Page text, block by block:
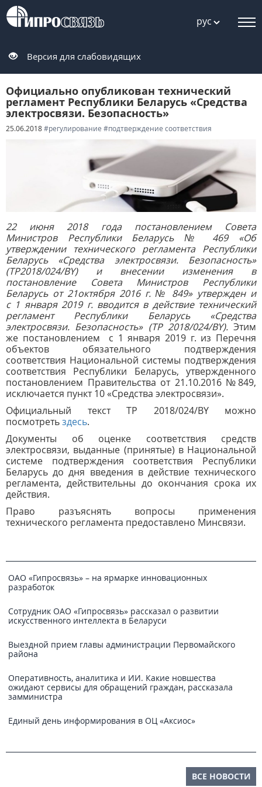
рус
Версия для слабовидящих
Официально опубликован технический
регламент Республики Беларусь «Средства
электросвязи. Безопасность»
25.06.2018#регулирование #подтверждение соответствия
22 июня 2018 года постановлением Совета
Министров Республики Беларусь № 469 «Об
утверждении технического регламента Республики
Беларусь «Средства электросвязи. Безопасность»
(ТР2018/024/BY) и внесении изменения в
постановление Совета Министров Республики
Беларусь от 21октября 2016 г. № 849» утвержден и
с 1 января 2019 г. вводится в действие технический
регламент Республики Беларусь «Средства
электросвязи. Безопасность» (ТР 2018/024/BY). Этим
же постановлением с 1 января 2019 г. из Перечня
объектов обязательного подтверждения
соответствия Национальной системы подтверждения
соответствия Республики Беларусь, утвержденного
постановлением Правительства от 21.10.2016 №849,
исключается пункт 10 «Средства электросвязи».
Официальный текст ТР 2018/024/BY можно
посмотретьздесь.
Документы об оценке соответствия средств
электросвязи, выданные (принятые) в Национальной
системе подтверждения соответствия Республики
Беларусь до дня введения в действие технического
регламента, действительны до окончания срока их
действия.
Право разъяснять вопросы применения
технического регламента предоставлено Минсвязи.
ОАО «Гипросвязь» – на ярмарке инновационных
разработок
Сотрудник ОАО «Гипросвязь» рассказал о развитии
искусственного интеллекта в Беларуси
Выездной прием главы администрации Первомайского
района
Оперативность, аналитика и ИИ. Какие новшества
ожидают сервисы для обращений граждан, рассказала
замминистра
Единый день информирования в ОЦ «Аксиос»
ВСЕ НОВОСТИ